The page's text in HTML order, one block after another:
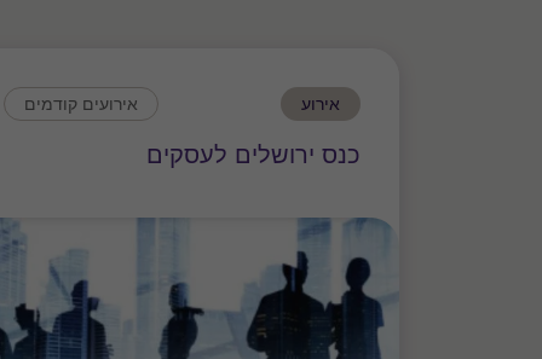
אירוע אירועים קודמים
כנס ירושלים לעסקים